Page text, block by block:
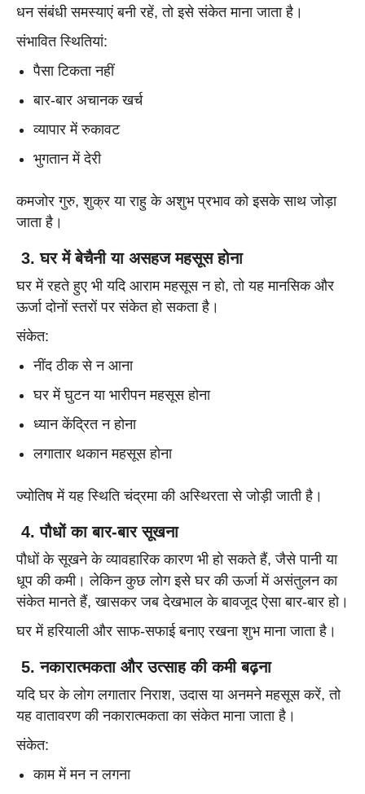
धन संबंधी समस्याएं बनी रहें, तो इसे संकेत माना जाता है।
संभावित स्थितियां:
पैसा टिकता नहीं
बार-बार अचानक खर्च
व्यापार में रुकावट
भुगतान में देरी
कमजोर गुरु, शुक्र या राहु के अशुभ प्रभाव को इसके साथ जोड़ा
जाता है।
3. घर में बेचैनी या असहज महसूस होना
घर में रहते हुए भी यदि आराम महसूस न हो, तो यह मानसिक और
ऊर्जा दोनों स्तरों पर संकेत हो सकता है।
संकेत:
नींद ठीक से न आना
घर में घुटन या भारीपन महसूस होना
ध्यान केंद्रित न होना
लगातार थकान महसूस होना
ज्योतिष में यह स्थिति चंद्रमा की अस्थिरता से जोड़ी जाती है।
4. पौधों का बार-बार सूखना
पौधों के सूखने के व्यावहारिक कारण भी हो सकते हैं, जैसे पानी या
धूप की कमी। लेकिन कुछ लोग इसे घर की ऊर्जा में असंतुलन का
संकेत मानते हैं, खासकर जब देखभाल के बावजूद ऐसा बार-बार हो।
घर में हरियाली और साफ-सफाई बनाए रखना शुभ माना जाता है।
5. नकारात्मकता और उत्साह की कमी बढ़ना
यदि घर के लोग लगातार निराश, उदास या अनमने महसूस करें, तो
यह वातावरण की नकारात्मकता का संकेत माना जाता है।
संकेत:
काम में मन न लगना